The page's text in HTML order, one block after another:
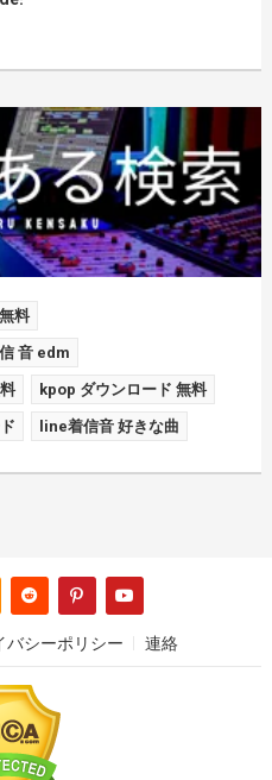
料
音 edm
kpop ダウンロード 無料
line着信音 好きな曲
バシーポリシー 連絡